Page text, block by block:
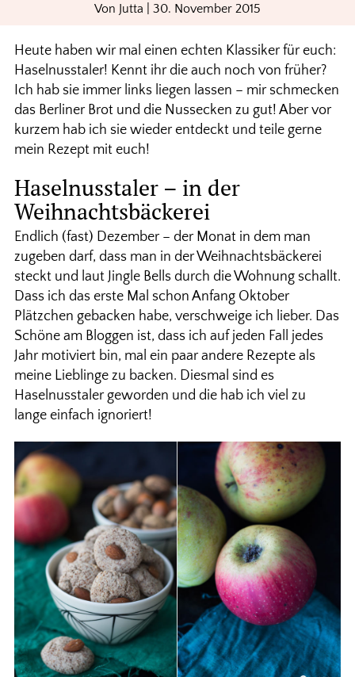
Von Jutta 30. November 2015
Heute haben wir mal einen echten Klassiker für euch:
Haselnusstaler! Kennt ihr die auch noch von früher?
Ich hab sie immer links liegen lassen – mir schmecken
das Berliner Brot und die Nussecken zu gut! Aber vor
kurzem hab ich sie wieder entdeckt und teile gerne
mein Rezept mit euch!
Haselnusstaler – in der
Weihnachtsbäckerei
Endlich (fast) Dezember – der Monat in dem man
zugeben darf, dass man in der Weihnachtsbäckerei
steckt und laut Jingle Bells durch die Wohnung schallt.
Dass ich das erste Mal schon Anfang Oktober
Plätzchen gebacken habe, verschweige ich lieber. Das
Schöne am Bloggen ist, dass ich auf jeden Fall jedes
Jahr motiviert bin, mal ein paar andere Rezepte als
meine Lieblinge zu backen. Diesmal sind es
Haselnusstaler geworden und die hab ich viel zu
lange einfach ignoriert!